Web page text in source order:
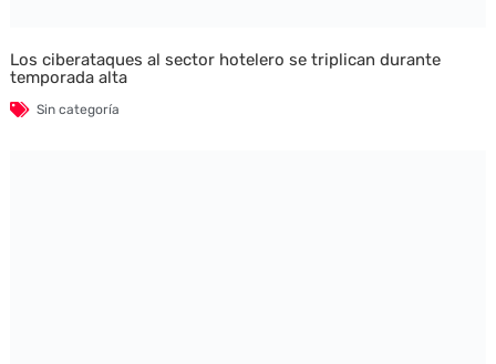
Los ciberataques al sector hotelero se triplican durante
temporada alta
Sin categoría